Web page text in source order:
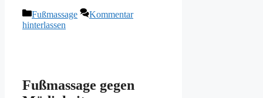
Kategorien
Fußmassage
Kommentar
hinterlassen
Fußmassage gegen